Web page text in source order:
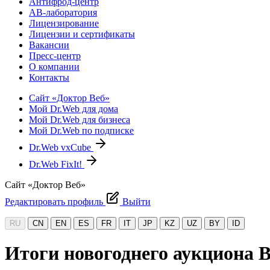
АВ-лаборатория
Лицензирование
Лицензии и сертификаты
Вакансии
Пресс-центр
О компании
Контакты
Сайт «Доктор Веб»
Мой Dr.Web для дома
Мой Dr.Web для бизнеса
Мой Dr.Web по подписке
Dr.Web vxCube
Dr.Web FixIt!
Сайт «Доктор Веб»
Редактировать профиль
Выйти
RU CN EN ES FR IT JP KZ UZ BY ID
Итоги новогоднего аукциона